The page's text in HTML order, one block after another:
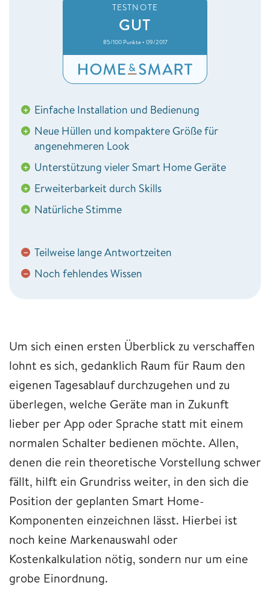
TESTNOTE
GUT
85/100 Punkte • 09/2017
+ Einfache Installation und Bedienung
+ Neue Hüllen und kompaktere Größe für
angenehmeren Look
+ Unterstützung vieler Smart Home Geräte
+ Erweiterbarkeit durch Skills
+ Natürliche Stimme
− Teilweise lange Antwortzeiten
− Noch fehlendes Wissen
Um sich einen ersten Überblick zu verschaffen
lohnt es sich, gedanklich Raum für Raum den
eigenen Tagesablauf durchzugehen und zu
überlegen, welche Geräte man in Zukunft
lieber per App oder Sprache statt mit einem
normalen Schalter bedienen möchte. Allen,
denen die rein theoretische Vorstellung schwer
fällt, hilft ein Grundriss weiter, in den sich die
Position der geplanten Smart Home-
Komponenten einzeichnen lässt. Hierbei ist
noch keine Markenauswahl oder
Kostenkalkulation nötig, sondern nur um eine
grobe Einordnung.